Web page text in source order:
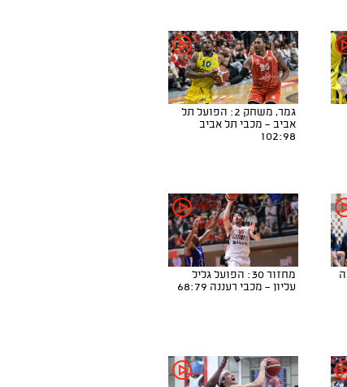
גמר, משחק 2: הפועל תל
אביב - מכבי תל אביב
102:98
מחזור 30: הפועל גליל
עליון - מכבי רעננה 68:79